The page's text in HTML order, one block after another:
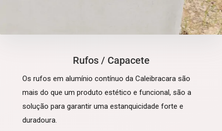
Rufos / Capacete
Os rufos em alumínio contínuo da Caleibracara são
mais do que um produto estético e funcional, são a
solução para garantir uma estanquicidade forte e
duradoura.